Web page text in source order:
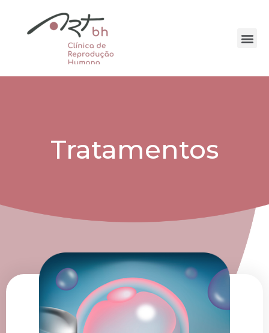
Tratamentos